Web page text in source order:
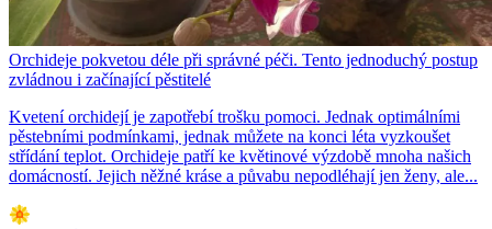
Orchideje pokvetou déle při správné péči. Tento jednoduchý postup
zvládnou i začínající pěstitelé
Kvetení orchidejí je zapotřebí trošku pomoci. Jednak optimálními
pěstebními podmínkami, jednak můžete na konci léta vyzkoušet
střídání teplot. Orchideje patří ke květinové výzdobě mnoha našich
domácností. Jejich něžné kráse a půvabu nepodléhají jen ženy, ale...